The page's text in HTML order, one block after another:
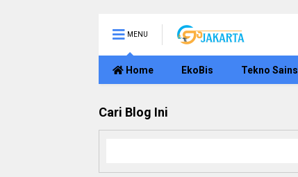
MENU
Home EkoBis Tekno Sains
Cari Blog Ini